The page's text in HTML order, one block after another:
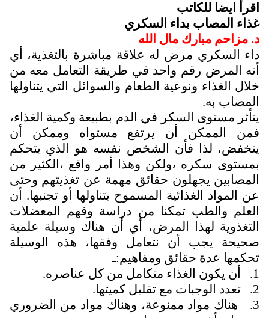
اقرأ ايضا للكاتب
غذاء المصاب بداء السكري
د. مزاحم مبارك مال الله
داء السكري مرض له علاقة مباشرة بالتغذية، أي
أنه المرض رقم واحد في طريقة التعامل معه من
خلال الغذاء ونوعية الطعام والسوائل التي يتناولها
المصاب به.
يتأثر مستوى السكر في الدم بطبيعة وكمية الغذاء،
فمن الممكن أن يرتفع مستواه وممكن أن
ينخفض، لذا فأن الشخص نفسه هو الذي يتحكم
بمستوى سكره ،ولكن وهذا أمر واقع ،الكثير من
المصابين يجهلون حقائق مهمة عن تغذيتهم وحتى
عن المواد الغذائية المسموح بتناولها أو تجنبها. أن
العلم والطب تمكنا من دراسة وفهم المعضلات
التغذوية لهذا المرض، أي أن هناك وسيلة علمية
صحيحة يجب أن نتعامل وفقها، هذه الوسيلة
تحكمها عدة حقائق ومفاهيم:ـ
1. أن يكون الغذاء متكامل من كل عناصره.
2. تعدد الوجبات مع تقليل كميتها.
3. هناك مواد ممنوعة، وهناك مواد من الضروري